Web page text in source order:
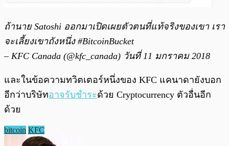
ถ้านาย Satoshi ออกมาเปิดเผยตัวตนที่แท้จริงของเขา เรา
จะเลี้ยงเขาถังหนึ่ง #BitcoinBucket
– KFC Canada (@kfc_canada) วันที่ 11 มกราคม 2018
และในข้อความทวิตเตอร์หนึ่งของ KFC แคนาดายังบอก
อีกว่าบริษัทอาจรับชำระด้วย Cryptocurrency ตัวอื่นอีก
ด้วย
bitcoin KFC